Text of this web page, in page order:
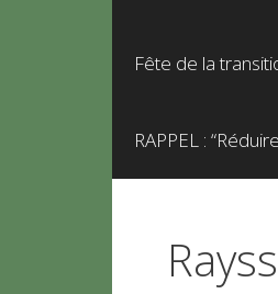
Fête de la
RAPPEL :